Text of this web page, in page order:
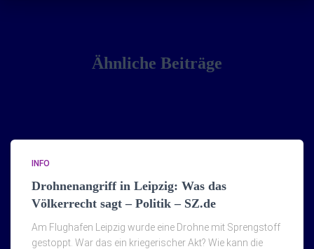
Ähnliche Beiträge
INFO
Drohnenangriff in Leipzig: Was das
Völkerrecht sagt – Politik – SZ.de
Am Flughafen Leipzig wurde eine Drohne mit Sprengstoff
gestoppt. War das ein kriegerischer Akt? Wie kann die